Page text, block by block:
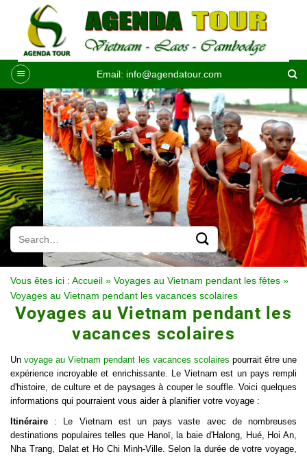
contenu
Email: info@agendatour.com
Vous êtes ici : Accueil » Voyages au Vietnam pendant les fêtes »
Voyages au Vietnam pendant les vacances scolaires
Voyages au Vietnam pendant les
vacances scolaires
Unvoyage au Vietnam pendant les vacances scolaires pourrait être une
expérience incroyable et enrichissante. Le Vietnam est un pays rempli
d'histoire, de culture et de paysages à couper le souffle. Voici quelques
informations qui pourraient vous aider à planifier votre voyage :
Itinéraire : Le Vietnam est un pays vaste avec de nombreuses
destinations populaires telles que Hanoï, la baie d'Halong, Hué, Hoi An,
Nha Trang, Dalat et Ho Chi Minh-Ville. Selon la durée de votre voyage,